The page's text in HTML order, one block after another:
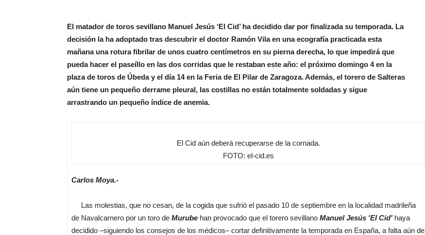
El matador de toros sevillano Manuel Jesús ‘El Cid’ ha decidido dar por finalizada su temporada. La
decisión la ha adoptado tras descubrir el doctor Ramón Vila en una ecografía practicada esta
mañana una rotura fibrilar de unos cuatro centímetros en su pierna derecha, lo que impedirá que
pueda hacer el paseíllo en las dos corridas que le restaban este año: el próximo domingo 4 en la
plaza de toros de Úbeda y el día 14 en la Feria de El Pilar de Zaragoza. Además, el torero de Salteras
aún tiene un pequeño derrame pleural, las costillas no están totalmente soldadas y sigue
arrastrando un pequeño índice de anemia.
El Cid aún deberá recuperarse de la cornada.
FOTO: el-cid.es
Carlos Moya.-
Las molestias, que no cesan, de la cogida que sufrió el pasado 10 de septiembre en la localidad madrileña
de Navalcarnero por un toro de Murube han provocado que el torero sevillano Manuel Jesús 'El Cid' haya
decidido –siguiendo los consejos de los médicos– cortar definitivamente la temporada en España, a falta aún de